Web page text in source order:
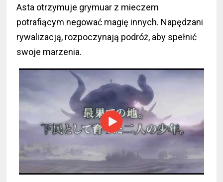
Asta otrzymuje grymuar z mieczem
potrafiącym negować magię innych. Napędzani
rywalizacją, rozpoczynają podróż, aby spełnić
swoje marzenia.